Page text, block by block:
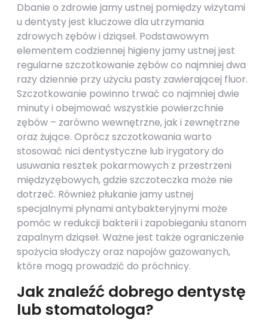
Dbanie o zdrowie jamy ustnej pomiędzy wizytami
u dentysty jest kluczowe dla utrzymania
zdrowych zębów i dziąseł. Podstawowym
elementem codziennej higieny jamy ustnej jest
regularne szczotkowanie zębów co najmniej dwa
razy dziennie przy użyciu pasty zawierającej fluor.
Szczotkowanie powinno trwać co najmniej dwie
minuty i obejmować wszystkie powierzchnie
zębów – zarówno wewnętrzne, jak i zewnętrzne
oraz żujące. Oprócz szczotkowania warto
stosować nici dentystyczne lub irygatory do
usuwania resztek pokarmowych z przestrzeni
międzyzębowych, gdzie szczoteczka może nie
dotrzeć. Również płukanie jamy ustnej
specjalnymi płynami antybakteryjnymi może
pomóc w redukcji bakterii i zapobieganiu stanom
zapalnym dziąseł. Ważne jest także ograniczenie
spożycia słodyczy oraz napojów gazowanych,
które mogą prowadzić do próchnicy.
Jak znaleźć dobrego dentystę
lub stomatologa?